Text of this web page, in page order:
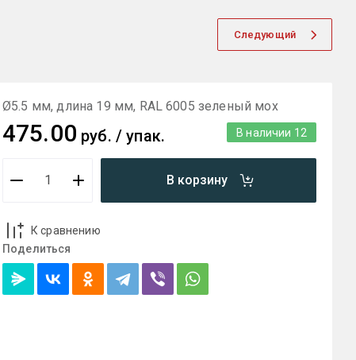
Следующий
Ø5.5 мм, длина 19 мм, RAL 6005 зеленый мох
В наличии 12
475.00 руб. / упак.
В корзину
К сравнению
Поделиться